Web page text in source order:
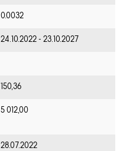
0.0032
24.10.2022 - 23.10.2027
150,36
5 012,00
28.07.2022